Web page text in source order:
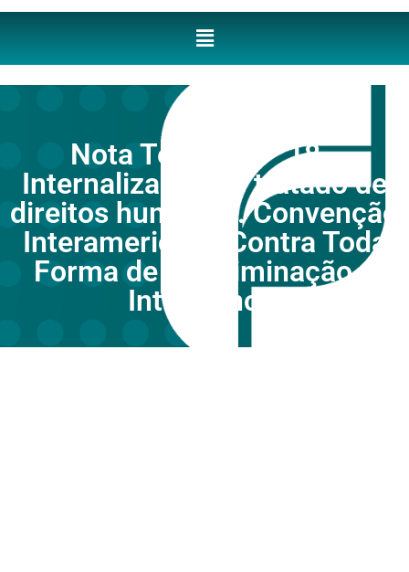
Nota Técnica nº 18 -
Internalização de tratado de
direitos humanos. Convenção
Interamericana Contra Toda
Forma de Discriminação e
Intolerância